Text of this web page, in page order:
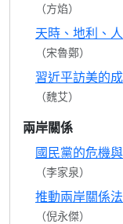
（方焰）
天時、地利、
（宋魯鄭）
習近平訪美的
（魏艾）
兩岸關係
國民黨的危機
（李家泉）
推動兩岸關係
（倪永傑）